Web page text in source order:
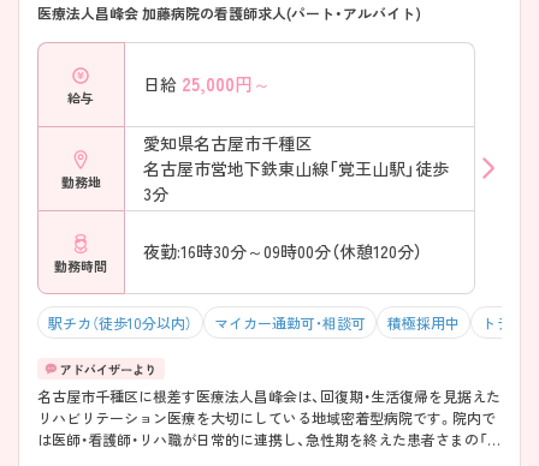
医療法人昌峰会 加藤病院の看護師求人(パート・アルバイト)
給与
日給 25,000円～
勤務地
愛知県名古屋市千種区
名古屋市営地下鉄東山線「覚王山駅」徒歩
3分
勤務時間
夜勤:16時30分～09時00分（休憩120分）
駅チカ（徒歩10分以内） マイカー通勤可・相談可 積極採用中 トラベ
名古屋市千種区に根差す医療法人昌峰会は、回復期・生活復帰を見据えた
リハビリテーション医療を大切にしている地域密着型病院です。院内で
は医師・看護師・リハ職が日常的に連携し、急性期を終えた患者さまの「こ